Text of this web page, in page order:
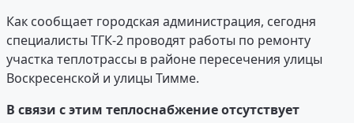
Как сообщает городская администрация, сегодня
специалисты ТГК-2 проводят работы по ремонту
участка теплотрассы в районе пересечения улицы
Воскресенской и улицы Тимме.
В связи с этим теплоснабжение отсутствует